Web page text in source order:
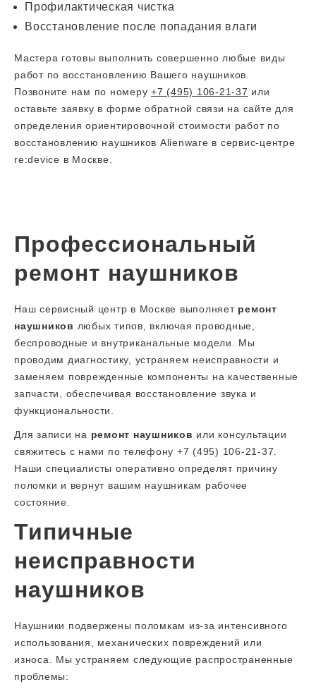
Профилактическая чистка
Восстановление после попадания влаги
Мастера готовы выполнить совершенно любые виды
работ по восстановлению Вашего наушников.
Позвоните нам по номеру +7 (495) 106-21-37 или
оставьте заявку в форме обратной связи на сайте для
определения ориентировочной стоимости работ по
восстановлению наушников Alienware в сервис-центре
re:device в Москве.
Профессиональный
ремонт наушников
Наш сервисный центр в Москве выполняет ремонт
наушников любых типов, включая проводные,
беспроводные и внутриканальные модели. Мы
проводим диагностику, устраняем неисправности и
заменяем поврежденные компоненты на качественные
запчасти, обеспечивая восстановление звука и
функциональности.
Для записи на ремонт наушников или консультации
свяжитесь с нами по телефону +7 (495) 106-21-37.
Наши специалисты оперативно определят причину
поломки и вернут вашим наушникам рабочее
состояние.
Типичные
неисправности
наушников
Наушники подвержены поломкам из-за интенсивного
использования, механических повреждений или
износа. Мы устраняем следующие распространенные
проблемы: